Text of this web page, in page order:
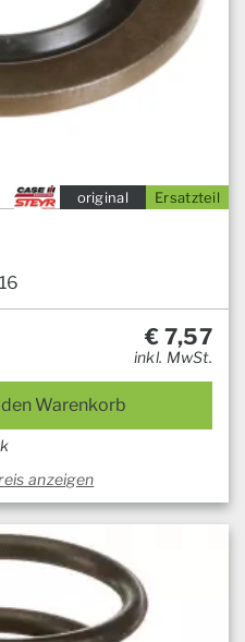
Ersatzteil
original
€ 7,57
inkl. MwSt.
den Warenkorb
anzeigen